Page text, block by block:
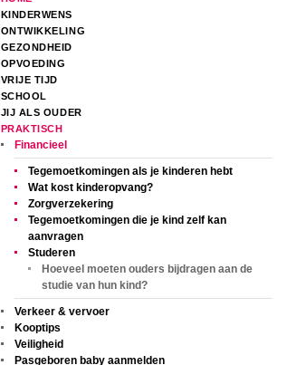
KINDERWENS
ONTWIKKELING
GEZONDHEID
OPVOEDING
VRIJE TIJD
SCHOOL
JIJ ALS OUDER
PRAKTISCH
Financieel
Tegemoetkomingen als je kinderen hebt
Wat kost kinderopvang?
Zorgverzekering
Tegemoetkomingen die je kind zelf kan
aanvragen
Studeren
Hoeveel moeten ouders bijdragen aan de
studie van hun kind?
Verkeer & vervoer
Kooptips
Veiligheid
Pasgeboren baby aanmelden